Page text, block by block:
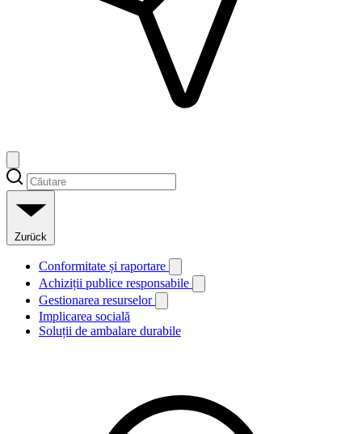
Zurück
Conformitate și raportare
Achiziții publice responsabile
Gestionarea resurselor
Implicarea socială
Soluții de ambalare durabile